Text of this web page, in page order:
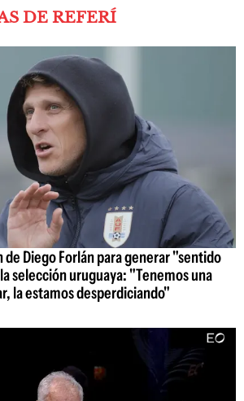
DE REFERÍ
de Diego Forlán para generar "sentido
selección uruguaya: "Tenemos una
la estamos desperdiciando"